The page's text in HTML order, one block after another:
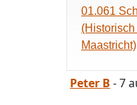
01.061
Maastricht)
Peter B - 7